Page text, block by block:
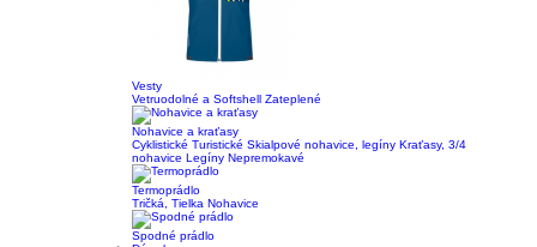
Vesty
Vetruodolné a Softshell Zateplené
Nohavice a kraťasy
Cyklistické Turistické Skialpové nohavice, legíny Kraťasy, 3/4
nohavice Legíny Nepremokavé
Termoprádlo
Tričká, Tielka Nohavice
Spodné prádlo